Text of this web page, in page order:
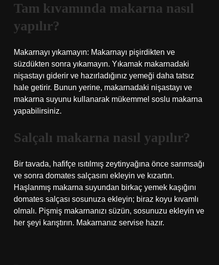
Tam kıvamında makarna nasıl
yapılır?
Makarnayı yıkamayın: Makarnayı pişirdikten ve
süzdükten sonra yıkamayın. Yıkamak makarnadaki
nişastayı giderir ve hazırladığınız yemeği daha tatsız
hale getirir. Bunun yerine, makarnadaki nişastayı ve
makarna suyunu kullanarak mükemmel soslu makarna
yapabilirsiniz.
Salçalı makarna nasıl yapılır?
Bir tavada, hafifçe ısıtılmış zeytinyağına önce sarımsağı
ve sonra domates salçasını ekleyin ve kızartın.
Haşlanmış makarna suyundan birkaç yemek kaşığını
domates salçası sosunuza ekleyin; biraz koyu kıvamlı
olmalı. Pişmiş makarnanızı süzün, sosunuzu ekleyin ve
her şeyi karıştırın. Makarnanız servise hazır.